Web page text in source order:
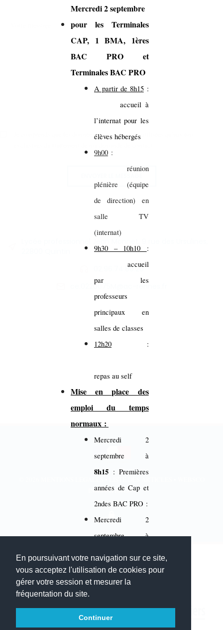
En poursuivant votre navigation sur ce site,
vous acceptez l'utilisation de cookies pour
gérer votre session et mesurer la
fréquentation du site.
Continuer
Mercredi 2 septembre
pour les Terminales
CAP, 1 BMA, 1ères
BAC PRO et
Terminales BAC PRO
A partir de 8h15:
accueil à
l’internat pour les
élèves hébergés
9h00 :
réunion
plénière (équipe
de direction) en
salle TV
(internat)
9h30 – 10h10 :
accueil
par les
professeurs
principaux en
salles de classes
12h20 :
repas au self
Mise en place des
emploi du temps
normaux :
Mercredi 2
septembre à
8h15 : Premières
années de Cap et
2ndes BAC PRO :
Mercredi 2
septembre à
Terminales CAP,
1 BMA, 1ères
Terminales BAC
Je comprends que les données saisies ne seront utilisées qu'aux fins
02.96.74.86.26
ce.0220075M@ac-rennes.fr
INNOVATIONS™